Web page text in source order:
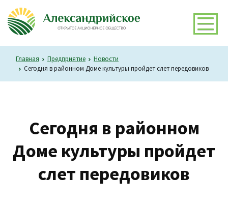
Главная Предприятие
Новости
Сегодня в районном Доме культуры пройдет слет передовиков
Сегодня в районном
Доме культуры пройдет
слет передовиков